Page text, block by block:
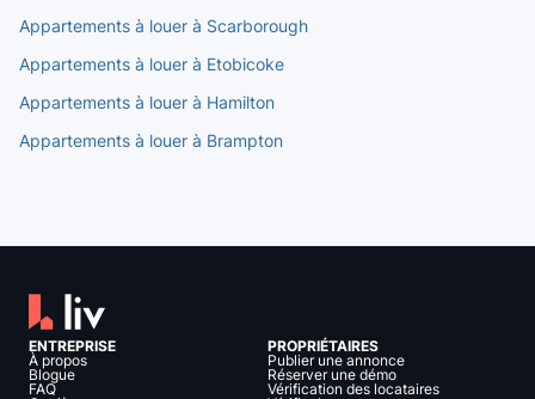
Appartements à louer à Scarborough
Appartements à louer à Etobicoke
Appartements à louer à Hamilton
Appartements à louer à Brampton
ENTREPRISE
À propos
Blogue
FAQ
PROPRIÉTAIRES
Publier une annonce
Réserver une démo
Vérification des locataires